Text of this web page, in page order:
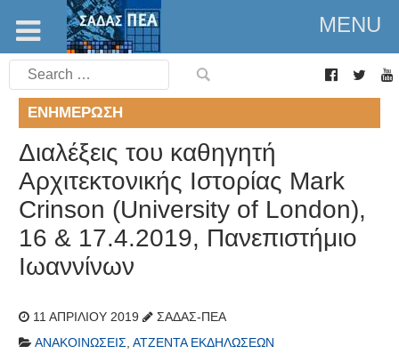
MENU
Search
for:
ΕΝΗΜΈΡΩΣΗ
Διαλέξεις του καθηγητή
Αρχιτεκτονικής Ιστορίας Mark
Crinson (University of London),
16 & 17.4.2019, Πανεπιστήμιο
Ιωαννίνων
11 ΑΠΡΙΛΊΟΥ 2019
ΣΑΔΑΣ-ΠΕΑ
ΑΝΑΚΟΙΝΏΣΕΙΣ, ΑΤΖΈΝΤΑ ΕΚΔΗΛΏΣΕΩΝ